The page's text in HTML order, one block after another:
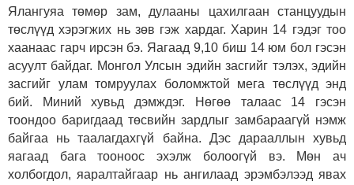
Ялангуяа төмөр зам, дулааны цахилгаан станцуудын
төслүүд хэрэгжих нь зөв гэж хардаг. Харин 14 гэдэг тоо
хаанаас гарч ирсэн бэ. Яагаад 9,10 биш 14 юм бол гэсэн
асуулт байдаг. Монгол Улсын эдийн засгийг тэлэх, эдийн
засгийг улам томруулах боломжтой мега төслүүд энд
бий. Миний хувьд дэмждэг. Нөгөө талаас 14 гэсэн
тоондоо баригдаад төсвийн зардлыг замбараагүй нэмж
байгаа нь таалагдахгүй байна. Дэс дарааллын хувьд
яагаад бага тооноос эхэлж болоогүй вэ. Мөн ач
холбогдол, яаралтайгаар нь ангилаад эрэмбэлээд явах